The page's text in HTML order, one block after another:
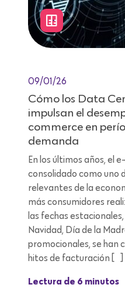
09/01/26
Cómo los Data
impulsan el
commerce en
demanda
En los últimos años, el
consolidado como uno
relevantes de la
más consumidores
las fechas
Navidad, Día de la
promocionales, se han
hitos de facturación […]
Lectura de 6 minutos